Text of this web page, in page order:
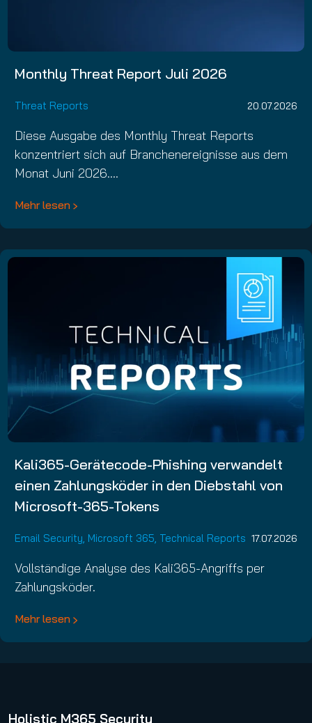
Monthly Threat Report Juli 2026
Threat Reports 20.07.2026
Diese Ausgabe des Monthly Threat Reports
konzentriert sich auf Branchenereignisse aus dem
Monat Juni 2026.…
Mehr lesen
Kali365-Gerätecode-Phishing verwandelt
einen Zahlungsköder in den Diebstahl von
Microsoft-365-Tokens
Email Security, Microsoft 365, Technical Reports 17.07.2026
Vollständige Analyse des Kali365-Angriffs per
Zahlungsköder.
Mehr lesen
Holistic M365 Security